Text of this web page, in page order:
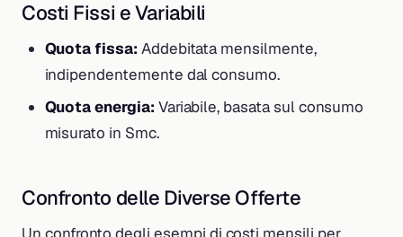
Costi Fissi e Variabili
Quota fissa: Addebitata mensilmente,
indipendentemente dal consumo.
Quota energia: Variabile, basata sul consumo
misurato in Smc.
Confronto delle Diverse Offerte